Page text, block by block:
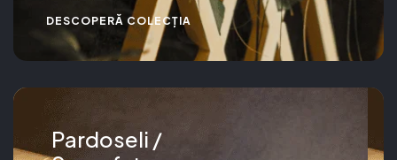
DESCOPERĂ COLECȚIA
Pardoseli /